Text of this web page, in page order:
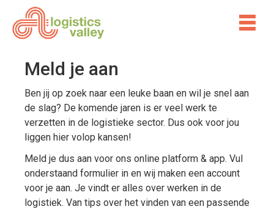
Meld je aan
Ben jij op zoek naar een leuke baan en wil je snel aan
de slag? De komende jaren is er veel werk te
verzetten in de logistieke sector. Dus ook voor jou
liggen hier volop kansen!
Meld je dus aan voor ons online platform & app. Vul
onderstaand formulier in en wij maken een account
voor je aan. Je vindt er alles over werken in de
logistiek. Van tips over het vinden van een passende